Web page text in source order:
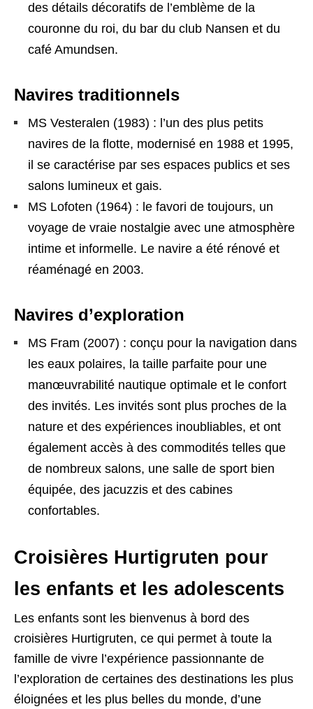
des détails décoratifs de l’emblème de la
couronne du roi, du bar du club Nansen et du
café Amundsen.
Navires traditionnels
MS Vesteralen (1983) : l’un des plus petits
navires de la flotte, modernisé en 1988 et 1995,
il se caractérise par ses espaces publics et ses
salons lumineux et gais.
MS Lofoten (1964) : le favori de toujours, un
voyage de vraie nostalgie avec une atmosphère
intime et informelle. Le navire a été rénové et
réaménagé en 2003.
Navires d’exploration
MS Fram (2007) : conçu pour la navigation dans
les eaux polaires, la taille parfaite pour une
manœuvrabilité nautique optimale et le confort
des invités. Les invités sont plus proches de la
nature et des expériences inoubliables, et ont
également accès à des commodités telles que
de nombreux salons, une salle de sport bien
équipée, des jacuzzis et des cabines
confortables.
Croisières Hurtigruten pour
les enfants et les adolescents
Les enfants sont les bienvenus à bord des
croisières Hurtigruten, ce qui permet à toute la
famille de vivre l’expérience passionnante de
l’exploration de certaines des destinations les plus
éloignées et les plus belles du monde, d’une